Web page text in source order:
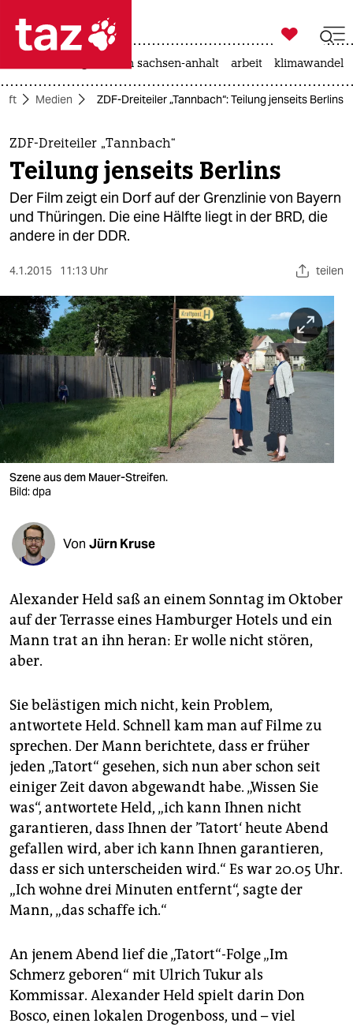
 taz zahl ich
taz zahl ich
themen
politik
öko
sport
berlin
wahrheit
verlag
verlag
veranstaltungen
shop
unterstützen
abo
epaper login

taz zahl ich
landtagswahl in sachsen-anhalt arbeit klimawandel
Medien ZDF-Dreiteiler „Tannbach“: Teilung jenseits Berlins
ZDF-Dreiteiler „Tannbach“
Teilung jenseits Berlins
Der Film zeigt ein Dorf auf der Grenzlinie von Bayern
und Thüringen. Die eine Hälfte liegt in der BRD, die
andere in der DDR.
4.1.2015 11:13 Uhr teilen
Szene aus dem Mauer-Streifen.
Bild: dpa
Von Jürn Kruse
Alexander Held saß an einem Sonntag im Oktober
auf der Terrasse eines Hamburger Hotels und ein
Mann trat an ihn heran: Er wolle nicht stören,
aber.
Sie belästigen mich nicht, kein Problem,
antwortete Held. Schnell kam man auf Filme zu
sprechen. Der Mann berichtete, dass er früher
jeden „Tatort“ gesehen, sich nun aber schon seit
einiger Zeit davon abgewandt habe. „Wissen Sie
was“, antwortete Held, „ich kann Ihnen nicht
garantieren, dass Ihnen der ’Tatort‘ heute Abend
gefallen wird, aber ich kann Ihnen garantieren,
dass er sich unterscheiden wird.“ Es war 20.05 Uhr.
„Ich wohne drei Minuten entfernt“, sagte der
Mann, „das schaffe ich.“
An jenem Abend lief die „Tatort“-Folge „Im
Schmerz geboren“ mit Ulrich Tukur als
Kommissar. Alexander Held spielt darin Don
Bosco, einen lokalen Drogenboss, und – viel